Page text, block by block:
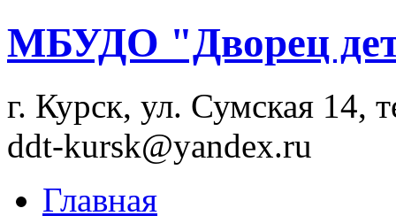
МБУДО "Дворец
г. Курск, ул. Сумская 14,
ddt-kursk@yandex.ru
Главная